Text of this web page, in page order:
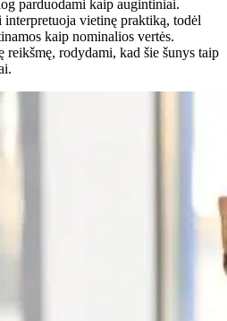
parduodami kaip augintiniai.
vietinę praktiką, todėl
kaip nominalios vertės.
rodydami, kad šie šunys taip